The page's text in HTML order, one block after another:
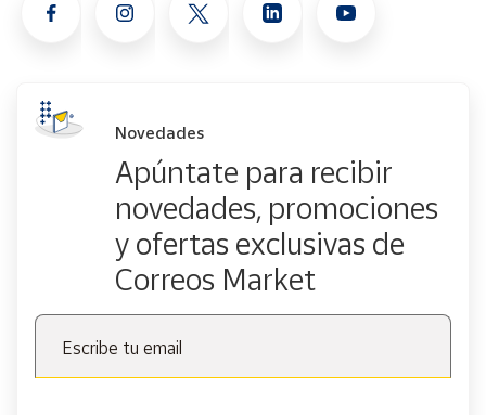
Novedades
Apúntate para recibir
novedades, promociones
y ofertas exclusivas de
Correos Market
Escribe tu email